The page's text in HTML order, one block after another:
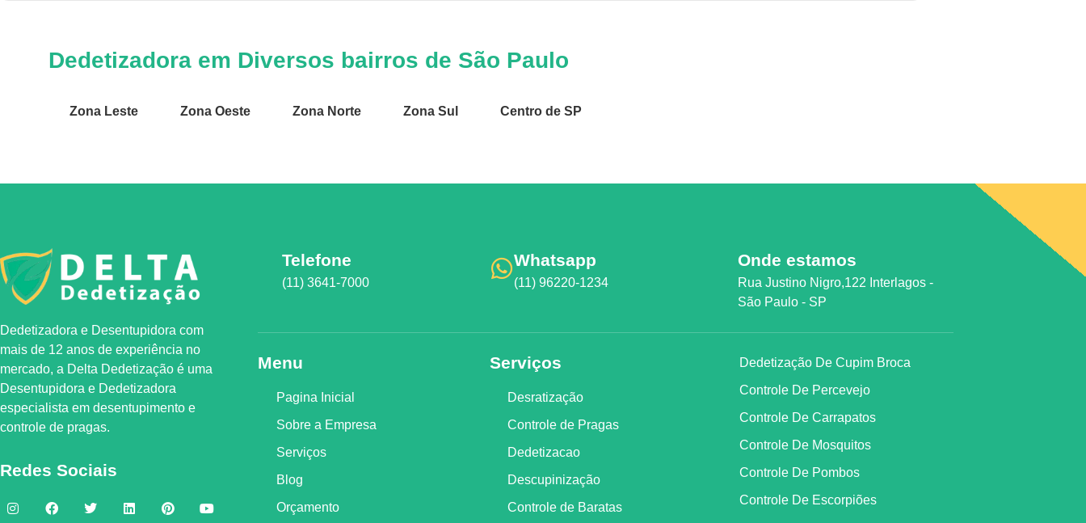
Dedetizadora em Diversos bairros de São Paulo
Zona Leste Zona Oeste Zona Norte Zona Sul Centro de SP
Dedetizadora e Desentupidora com
mais de 12 anos de experiência no
mercado, a Delta Dedetização é uma
Desentupidora e Dedetizadora
especialista em desentupimento e
controle de pragas.
Redes Sociais
Telefone
(11) 3641-7000
Whatsapp
(11) 96220-1234
Onde estamos
Rua Justino Nigro,122 Interlagos -
São Paulo - SP
Menu
Pagina Inicial
Sobre a Empresa
Serviços
Blog
Orçamento
Serviços
Desratização
Controle de Pragas
Dedetizacao
Descupinização
Controle de Baratas
Dedetização De Cupim Broca
Controle De Percevejo
Controle De Carrapatos
Controle De Mosquitos
Controle De Pombos
Controle De Escorpiões